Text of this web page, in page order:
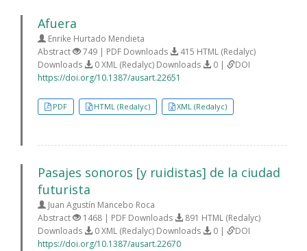
Afuera
Enrike Hurtado Mendieta
Abstract
749 | PDF Downloads
415 HTML (Redalyc)
Downloads
0 XML (Redalyc) Downloads 0 |
DOI
https://doi.org/10.1387/ausart.22651
PDF HTML (Redalyc) XML (Redalyc)
Pasajes sonoros [y ruidistas] de la ciudad
futurista
Juan Agustín Mancebo Roca
Abstract
1468 | PDF Downloads
891 HTML (Redalyc)
Downloads
0 XML (Redalyc) Downloads 0 |
DOI
https://doi.org/10.1387/ausart.22670